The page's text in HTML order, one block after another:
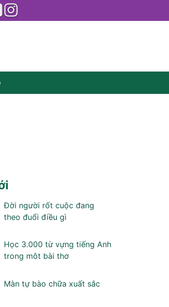
Đời người rốt cuộc đang
theo đuổi điều gì
Học 3.000 từ vựng tiếng Anh
trong môt bài thơ
Màn tự bào chữa xuất sắc